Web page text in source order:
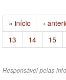
« início ‹
13
14 15
Responsável pelas